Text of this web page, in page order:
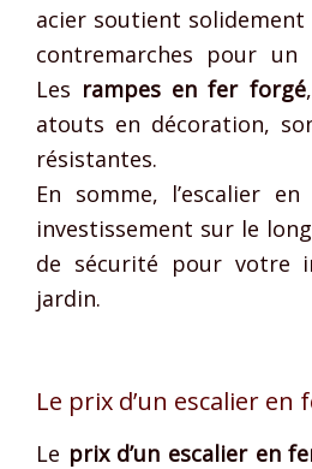
acier soutient solidement
contremarches pour un
Les rampes en fer forgé
atouts en décoration,
résistantes.
En somme, l’escalier
investissement sur le
de sécurité pour votre
jardin.
Le prix d’un escalier en
Le prix d’un escalier en